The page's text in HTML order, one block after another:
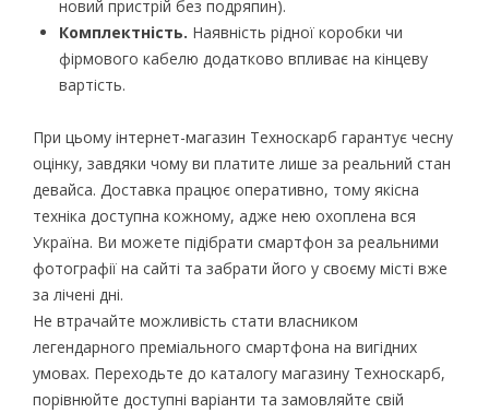
новий пристрій без подряпин).
Комплектність. Наявність рідної коробки чи
фірмового кабелю додатково впливає на кінцеву
вартість.
При цьому інтернет-магазин Техноскарб гарантує чесну
оцінку, завдяки чому ви платите лише за реальний стан
девайса. Доставка працює оперативно, тому якісна
техніка доступна кожному, адже нею охоплена вся
Україна. Ви можете підібрати смартфон за реальними
фотографії на сайті та забрати його у своєму місті вже
за лічені дні.
Не втрачайте можливість стати власником
легендарного преміального смартфона на вигідних
умовах. Переходьте до каталогу магазину Техноскарб,
порівнюйте доступні варіанти та замовляйте свій